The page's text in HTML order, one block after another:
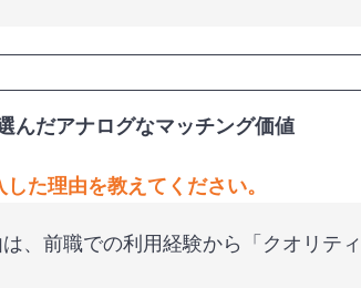
んだアナログなマッチング価値
た理由を教えてください。
、前職での利用経験から「クオリテ